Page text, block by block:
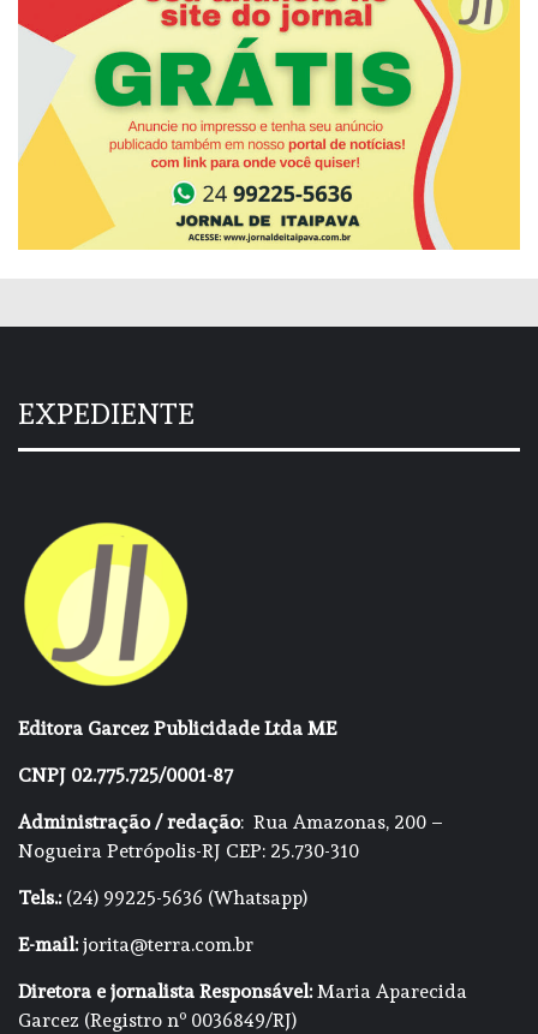
EXPEDIENTE
Editora Garcez Publicidade Ltda ME
CNPJ 02.775.725/0001-87
Administração / redação: Rua Amazonas, 200 –
Nogueira Petrópolis-RJ CEP: 25.730-310
Tels.:(24) 99225-5636 (Whatsapp)
E-mail:jorita@terra.com.br
Diretora e jornalista Responsável:Maria Aparecida
Garcez (Registro nº 0036849/RJ)